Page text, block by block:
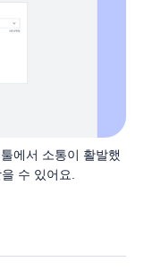
에서 소통이 활발했
수 있어요.